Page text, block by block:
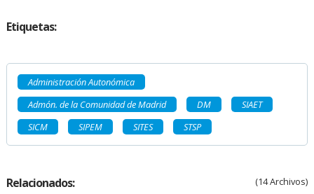
Etiquetas:
Administración Autonómica
Admón. de la Comunidad de Madrid
DM
SIAET
SICM
SIPEM SITES STSP
Relacionados: (14 Archivos)